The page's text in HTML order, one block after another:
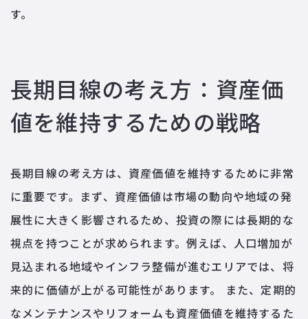
す。
長期目線の考え方：資産価
値を維持するための戦略
長期目線の考え方は、資産価値を維持するために非常
に重要です。まず、資産価値は市場の動向や地域の発
展性に大きく影響されるため、投資の際には長期的な
視点を持つことが求められます。例えば、人口増加が
見込まれる地域やインフラ整備が進むエリアでは、将
来的に価値が上がる可能性があります。 また、定期的
なメンテナンスやリフォームも資産価値を維持するた